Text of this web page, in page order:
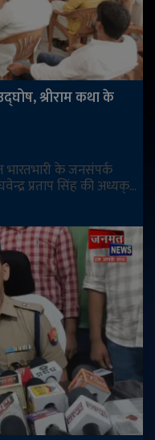
श्रीराम कथा के
भारतभारी के जनसंपर्क
प्रताप सिंह की अध्यक्...